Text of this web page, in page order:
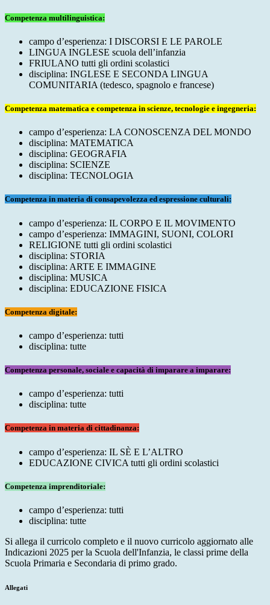
Competenza multilinguistica:
campo d’esperienza: I DISCORSI E LE PAROLE
LINGUA INGLESE scuola dell’infanzia
FRIULANO tutti gli ordini scolastici
disciplina: INGLESE E SECONDA LINGUA
COMUNITARIA (tedesco, spagnolo e francese)
Competenza matematica e competenza in scienze, tecnologie e ingegneria:
campo d’esperienza: LA CONOSCENZA DEL MONDO
disciplina: MATEMATICA
disciplina: GEOGRAFIA
disciplina: SCIENZE
disciplina: TECNOLOGIA
Competenza in materia di consapevolezza ed espressione culturali:
campo d’esperienza: IL CORPO E IL MOVIMENTO
campo d’esperienza: IMMAGINI, SUONI, COLORI
RELIGIONE tutti gli ordini scolastici
disciplina: STORIA
disciplina: ARTE E IMMAGINE
disciplina: MUSICA
disciplina: EDUCAZIONE FISICA
Competenza digitale:
campo d’esperienza: tutti
disciplina: tutte
Competenza personale, sociale e capacità di imparare a imparare:
campo d’esperienza: tutti
disciplina: tutte
Competenza in materia di cittadinanza:
campo d’esperienza: IL SÈ E L’ALTRO
EDUCAZIONE CIVICA tutti gli ordini scolastici
Competenza imprenditoriale:
campo d’esperienza: tutti
disciplina: tutte
Si allega il curricolo completo e il nuovo curricolo aggiornato alle
Indicazioni 2025 per la Scuola dell'Infanzia, le classi prime della
Scuola Primaria e Secondaria di primo grado.
Allegati